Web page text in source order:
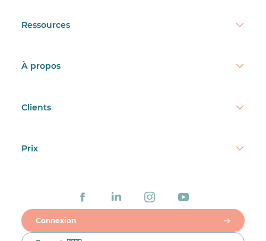
Ressources
À propos
Clients
Prix
Connexion